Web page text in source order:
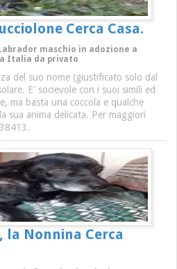
Cerca Casa.
maschio in adozione a
Italia da privato
del suo nome (giustificato solo dal
E' socievole con i suoi simili ed
ma basta una coccola e qualche
sua anima delicata. Per maggiori
la Nonnina Cerca